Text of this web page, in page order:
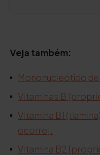
Veja também:
Mononucleótido
Vitaminas B
Vitamina B1
ocorre].
Vitamina B2